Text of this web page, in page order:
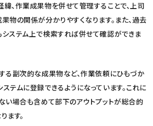
、作業成果物を併せて管理することで、上司
物の関係が分かりやすくなります。また、過去
ステム上で検索すれば併せて確認ができま
る副次的な成果物など、作業依頼にひもづか
テムに登録できるようになっています。これに
い場合も含めて部下のアウトプットが総合的
ます。